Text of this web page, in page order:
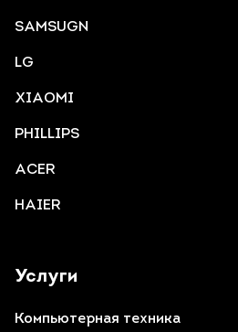
Услуги
Компьютерная техника
SAMSUGN
LG
XIAOMI
PHILLIPS
ACER
HAIER